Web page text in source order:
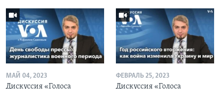
МАЙ 04, 2023
Дискуссия «Голоса
ФЕВРАЛЬ 25, 2023
Дискуссия «Голоса